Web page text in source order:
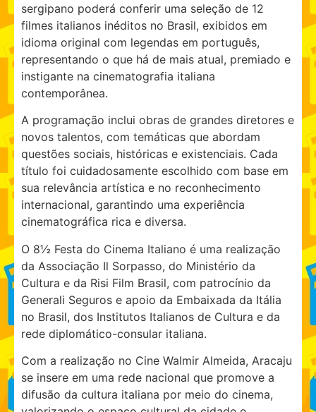
sergipano poderá conferir uma seleção de 12
filmes italianos inéditos no Brasil, exibidos em
idioma original com legendas em português,
representando o que há de mais atual, premiado e
instigante na cinematografia italiana
contemporânea.
A programação inclui obras de grandes diretores e
novos talentos, com temáticas que abordam
questões sociais, históricas e existenciais. Cada
título foi cuidadosamente escolhido com base em
sua relevância artística e no reconhecimento
internacional, garantindo uma experiência
cinematográfica rica e diversa.
O 8½ Festa do Cinema Italiano é uma realização
da Associação Il Sorpasso, do Ministério da
Cultura e da Risi Film Brasil, com patrocínio da
Generali Seguros e apoio da Embaixada da Itália
no Brasil, dos Institutos Italianos de Cultura e da
rede diplomático-consular italiana.
Com a realização no Cine Walmir Almeida, Aracaju
se insere em uma rede nacional que promove a
difusão da cultura italiana por meio do cinema,